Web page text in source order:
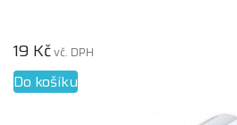
19 Kčvč. DPH
Do košíku